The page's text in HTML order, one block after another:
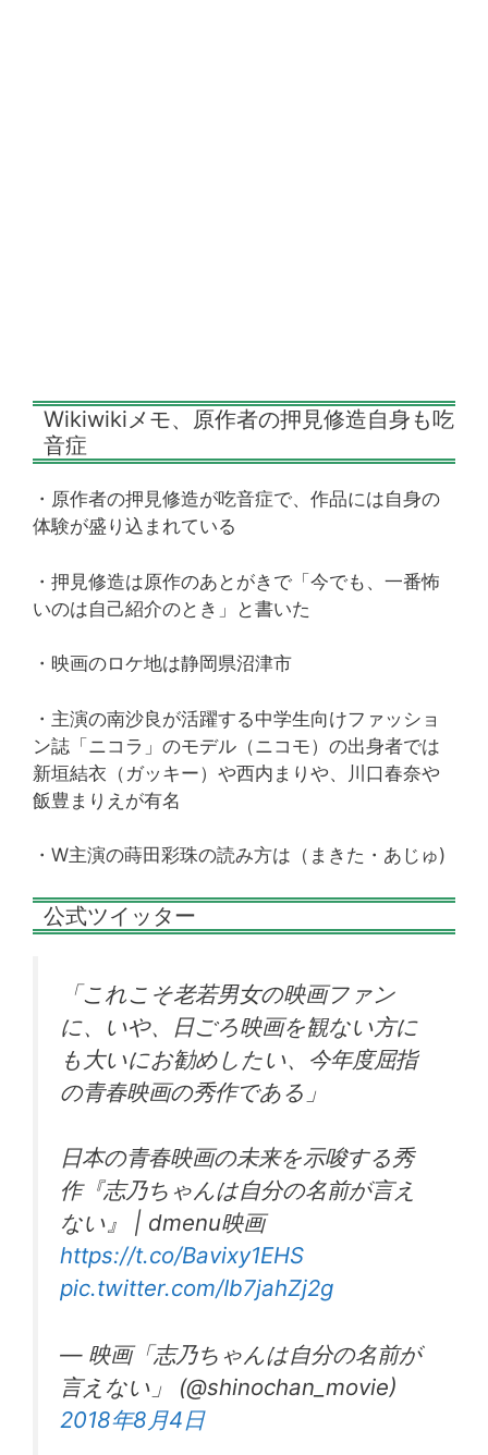
Wikiwikiメモ、原作者の押見修造自身も吃
音症
・原作者の押見修造が吃音症で、作品には自身の
体験が盛り込まれている
・押見修造は原作のあとがきで「今でも、一番怖
いのは自己紹介のとき」と書いた
・映画のロケ地は静岡県沼津市
・主演の南沙良が活躍する中学生向けファッショ
ン誌「ニコラ」のモデル（ニコモ）の出身者では
新垣結衣（ガッキー）や西内まりや、川口春奈や
飯豊まりえが有名
・W主演の蒔田彩珠の読み方は（まきた・あじゅ)
公式ツイッター
「これこそ老若男女の映画ファン
に、いや、日ごろ映画を観ない方に
も大いにお勧めしたい、今年度屈指
の青春映画の秀作である」
日本の青春映画の未来を示唆する秀
作『志乃ちゃんは自分の名前が言え
ない』 | dmenu映画
https://t.co/Bavixy1EHS
pic.twitter.com/Ib7jahZj2g
— 映画「志乃ちゃんは自分の名前が
言えない」 (@shinochan_movie)
2018年8月4日